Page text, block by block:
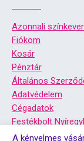
Azonnali
Fiókom
Kosár
Pénztár
Általános
Adatvédelem
Cégadatok
Festékbolt
Festékbolt
A kényelmes